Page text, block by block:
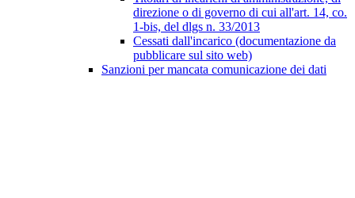
direzione o di governo di cui all'art. 14, co.
1-bis, del dlgs n. 33/2013
Cessati dall'incarico (documentazione da
pubblicare sul sito web)
Sanzioni per mancata comunicazione dei dati